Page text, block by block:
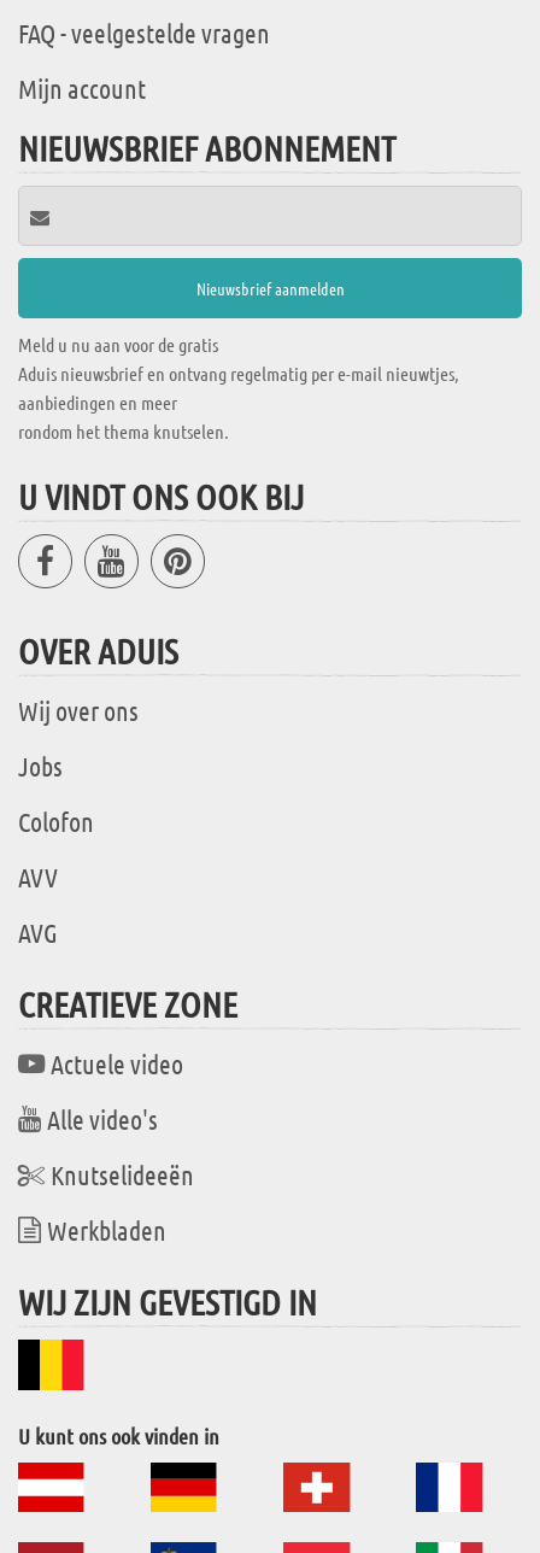
FAQ - veelgestelde vragen
Mijn account
NIEUWSBRIEF ABONNEMENT
Meld u nu aan voor de gratis
Aduis nieuwsbrief en ontvang regelmatig per e-mail nieuwtjes,
aanbiedingen en meer
rondom het thema knutselen.
U VINDT ONS OOK BIJ
OVER ADUIS
Wij over ons
Jobs
Colofon
AVV
AVG
CREATIEVE ZONE
Actuele video
Alle video's
Knutselideeën
Werkbladen
WIJ ZIJN GEVESTIGD IN
U kunt ons ook vinden in